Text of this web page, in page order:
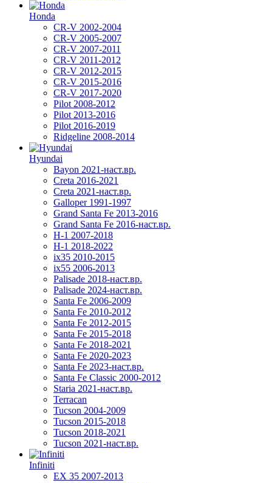
Honda
CR-V 2002-2004
CR-V 2005-2007
CR-V 2007-2011
CR-V 2011-2012
CR-V 2012-2015
CR-V 2015-2016
CR-V 2017-2020
Pilot 2008-2012
Pilot 2013-2016
Pilot 2016-2019
Ridgeline 2008-2014
Hyundai
Bayon 2021-наст.вр.
Creta 2016-2021
Creta 2021-наст.вр.
Galloper 1991-1997
Grand Santa Fe 2013-2016
Grand Santa Fe 2016-наст.вр.
H-1 2007-2018
H-1 2018-2022
ix35 2010-2015
ix55 2006-2013
Palisade 2018-наст.вр.
Palisade 2024-наст.вр.
Santa Fe 2006-2009
Santa Fe 2010-2012
Santa Fe 2012-2015
Santa Fe 2015-2018
Santa Fe 2018-2021
Santa Fe 2020-2023
Santa Fe 2023-наст.вр.
Santa Fe Classic 2000-2012
Staria 2021-наст.вр.
Terracan
Tucson 2004-2009
Tucson 2015-2018
Tucson 2018-2021
Tucson 2021-наст.вр.
Infiniti
EX 35 2007-2013